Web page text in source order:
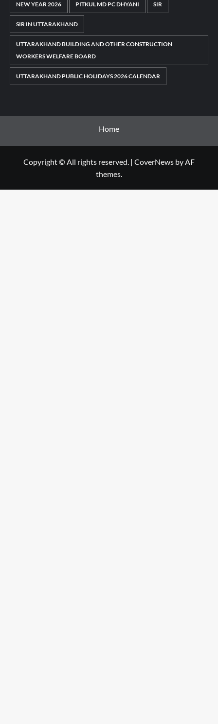
NEW YEAR 2026 PITKUL MD PC DHYANI SIR
SIR IN UTTARAKHAND
UTTARAKHAND BUILDING AND OTHER CONSTRUCTION
WORKERS WELFARE BOARD
UTTARAKHAND PUBLIC HOLIDAYS 2026 CALENDAR
Home
Copyright © All rights reserved. | CoverNews by AF
themes.